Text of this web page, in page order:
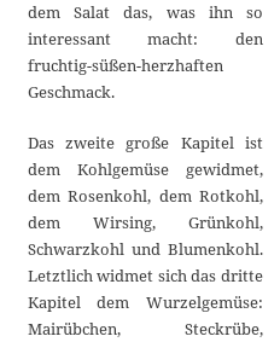
dem Salat das, was ihn so
interessant macht: den
fruchtig-süßen-herzhaften
Geschmack.
Das zweite große Kapitel ist
dem Kohlgemüse gewidmet,
dem Rosenkohl, dem Rotkohl,
dem Wirsing, Grünkohl,
Schwarzkohl und Blumenkohl.
Letztlich widmet sich das dritte
Kapitel dem Wurzelgemüse:
Mairübchen, Steckrübe,